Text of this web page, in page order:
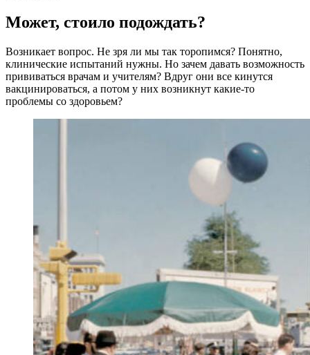
Может, стоило подождать?
Возникает вопрос. Не зря ли мы так торопимся? Понятно,
клинические испытаний нужны. Но зачем давать возможность
прививаться врачам и учителям? Вдруг они все кинутся
вакцинироваться, а потом у них возникнут какие-то
проблемы со здоровьем?